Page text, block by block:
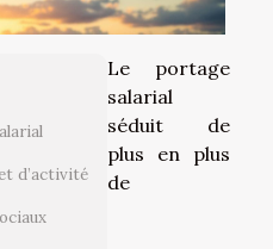
d’activité
Le portage
salarial
séduit de
plus en plus
de